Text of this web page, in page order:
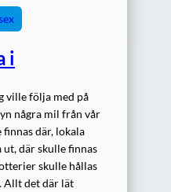
i
ville följa med på
några mil från vår
där, lokala
ut, där skulle finnas
skulle hållas
Allt det där lät